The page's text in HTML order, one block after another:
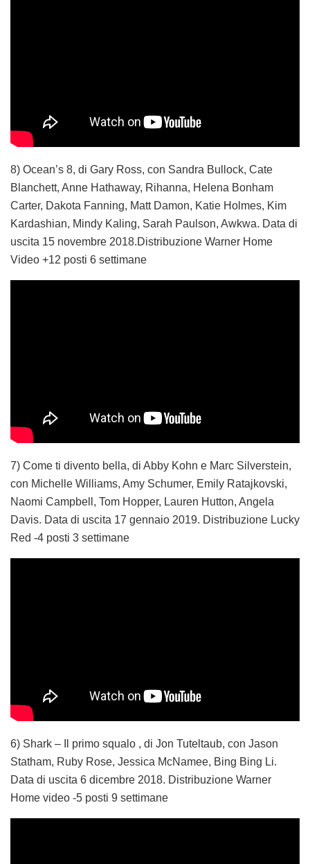
8) Ocean’s 8, di Gary Ross, con Sandra Bullock, Cate
Blanchett, Anne Hathaway, Rihanna, Helena Bonham
Carter, Dakota Fanning, Matt Damon, Katie Holmes, Kim
Kardashian, Mindy Kaling, Sarah Paulson, Awkwa. Data di
uscita 15 novembre 2018.Distribuzione Warner Home
Video +12 posti 6 settimane
7) Come ti divento bella, di Abby Kohn e Marc Silverstein,
con Michelle Williams, Amy Schumer, Emily Ratajkovski,
Naomi Campbell, Tom Hopper, Lauren Hutton, Angela
Davis. Data di uscita 17 gennaio 2019. Distribuzione Lucky
Red -4 posti 3 settimane
6) Shark – Il primo squalo , di Jon Tuteltaub, con Jason
Statham, Ruby Rose, Jessica McNamee, Bing Bing Li.
Data di uscita 6 dicembre 2018. Distribuzione Warner
Home video -5 posti 9 settimane